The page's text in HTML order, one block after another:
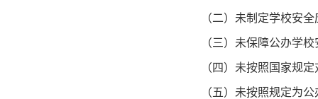
（二）未制定学校安
（三）未保障公办学
（四）未按照国家规
（五）未按照规定为